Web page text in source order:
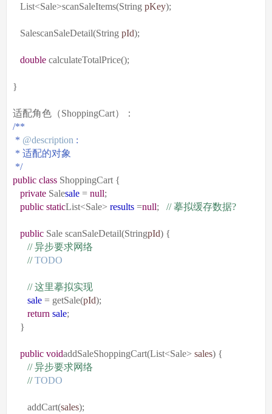
List<Sale>scanSaleItems(String pKey);
SalescanSaleDetail(String pId);
double calculateTotalPrice();
}
适配角色（ShoppingCart）：
/**
* @description :
* 适配的对象
*/
public class ShoppingCart {
private Salesale = null;
public staticList<Sale> results =null; //摹拟缓存数据?
public Sale scanSaleDetail(StringpId) {
//异步要求网络
//TODO
//这里摹拟实现
sale = getSale(pId);
return sale;
}
public voidaddSaleShoppingCart(List<Sale> sales) {
//异步要求网络
//TODO
addCart(sales);